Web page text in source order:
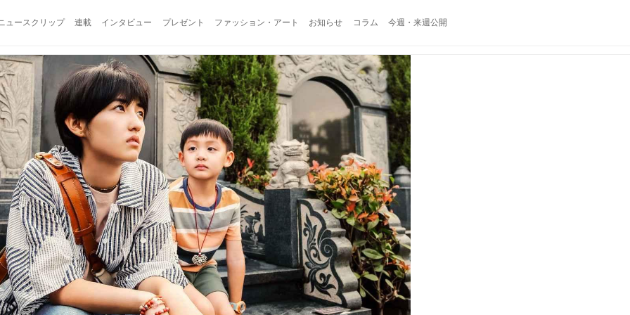
ュースクリップ 連載 インタビュー プレゼント ファッション・アート お知らせ コラム 今週・来週公開